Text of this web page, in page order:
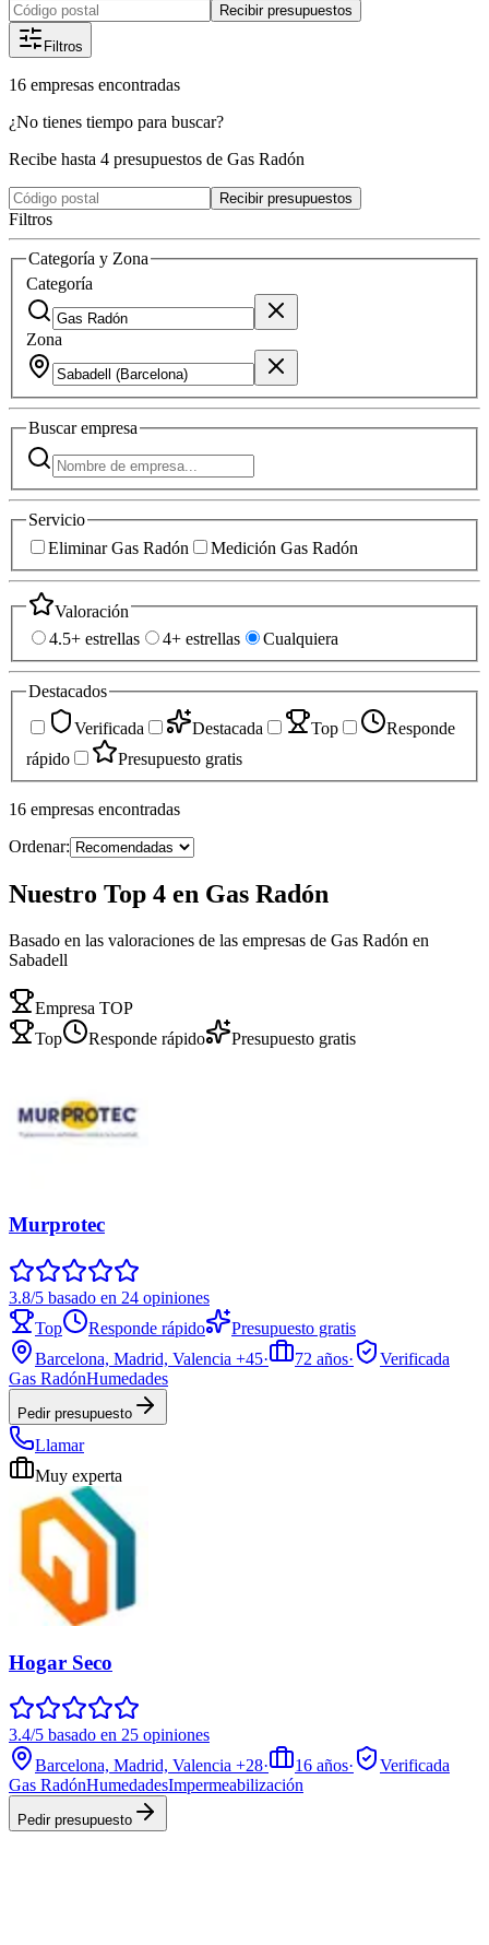
Recibir presupuestos
Filtros
16 empresas encontradas
¿No tienes tiempo para buscar?
Recibe hasta 4 presupuestos de Gas Radón
Recibir presupuestos
Filtros
Categoría y Zona
Categoría
Zona
Buscarempresa
Servicio
Eliminar Gas Radón
Medición Gas Radón
Valoración
4.5+ estrellas
4+ estrellas Cualquiera
Destacados
Verificada
Destacada Top
Responde
rápido
Presupuesto gratis
16 empresas encontradas
Ordenar:
Nuestro Top 4 en Gas Radón
Basado en las valoraciones de las empresas de Gas Radón en
Sabadell
Empresa TOP
Top
Responde rápido Presupuesto gratis
Murprotec
3.8/5 basado en 24 opiniones
Top
Responde rápido
Presupuesto gratis
Barcelona, Madrid, Valencia +45· 72 años·
Verificada
Gas RadónHumedades
Pedir presupuesto
Llamar
Muy experta
Hogar Seco
3.4/5 basado en 25 opiniones
Barcelona, Madrid, Valencia +28· 16 años·
Verificada
Gas RadónHumedadesImpermeabilización
Pedir presupuesto